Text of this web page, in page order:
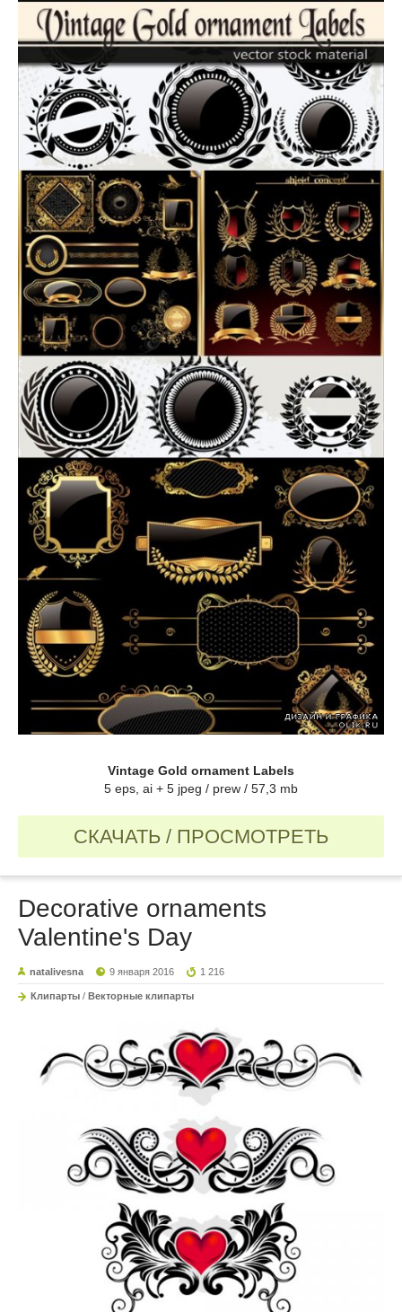
Vintage Gold ornament Labels
5 eps, ai + 5 jpeg / prew / 57,3 mb
СКАЧАТЬ / ПРОСМОТРЕТЬ
Decorative ornaments
Valentine's Day
natalivesna 9 января 2016 1 216
Клипарты / Векторные клипарты